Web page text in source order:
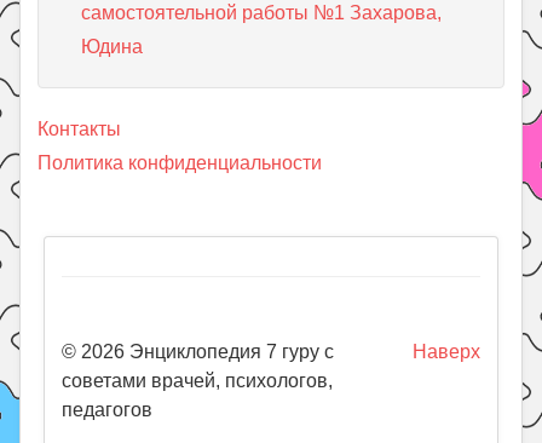
самостоятельной работы №1 Захарова,
Юдина
Контакты
Политика конфиденциальности
Наверх
© 2026 Энциклопедия 7 гуру с
советами врачей, психологов,
педагогов